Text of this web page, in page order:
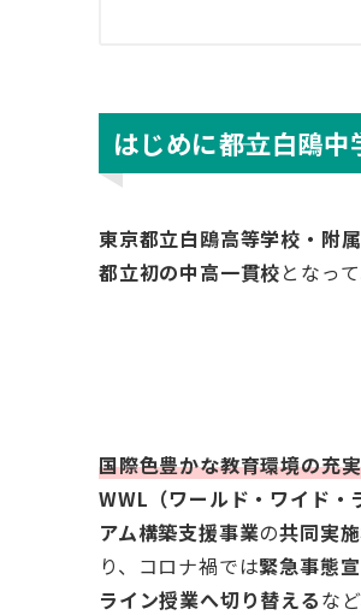
はじめに――都立白鴎
東京都立白鴎高等学校・附
都立初の中高一貫校となっ
国際色豊かな教育環境の充
WWL（ワールド・ワイド・
アム構築支援事業の共同実
り、コロナ禍では緊急事態
ライン授業へ切り替えるな